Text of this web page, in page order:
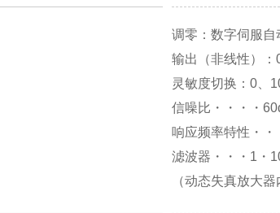
调零：数字伺服自
输出（非线性）
灵敏度切换：0、
信噪比・・・・
响应频率特性・
滤波器・・・1・
（动态失真放大